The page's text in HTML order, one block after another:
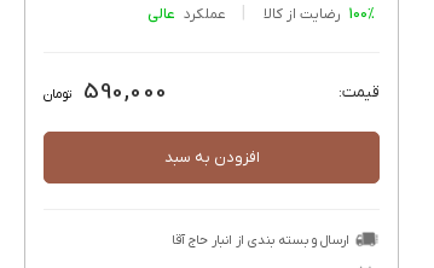
100% رضایت از کالا عملکرد
قیمت: تومان 590,000
افزودن به سبد
ارسال و بسته بندی از انبار حاج آقا